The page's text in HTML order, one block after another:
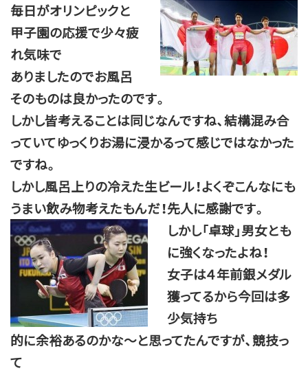
毎日がオリンピックと
甲子園の応援で少々疲
れ気味で
ありましたのでお風呂
そのものは良かったのです。
しかし皆考えることは同じなんですね、結構混み合
っていてゆっくりお湯に浸かるって感じではなかった
ですね。
しかし風呂上りの冷えた生ビール！よくぞこんなにも
うまい飲み物考えたもんだ！先人に感謝です。
しかし「卓球」男女とも
に強くなったよね！
女子は４年前銀メダル
獲ってるから今回は多
少気持ち
的に余裕あるのかな～と思ってたんですが、競技っ
て